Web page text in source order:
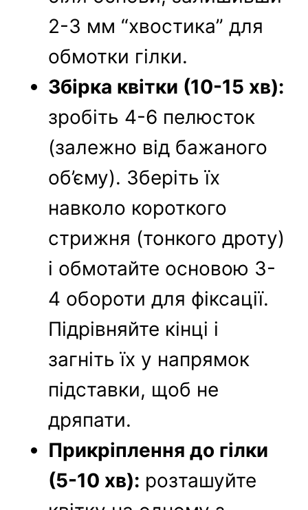
2-3 мм “хвостика” для
обмотки гілки.
Збірка квітки (10-15 хв):
зробіть 4-6 пелюсток
(залежно від бажаного
об’єму). Зберіть їх
навколо короткого
стрижня (тонкого дроту)
і обмотайте основою 3-
4 обороти для фіксації.
Підрівняйте кінці і
загніть їх у напрямок
підставки, щоб не
дряпати.
Прикріплення до гілки
(5-10 хв): розташуйте